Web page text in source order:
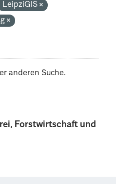
Forstwirtschaft und
LeipziGIS
anderen Suche.